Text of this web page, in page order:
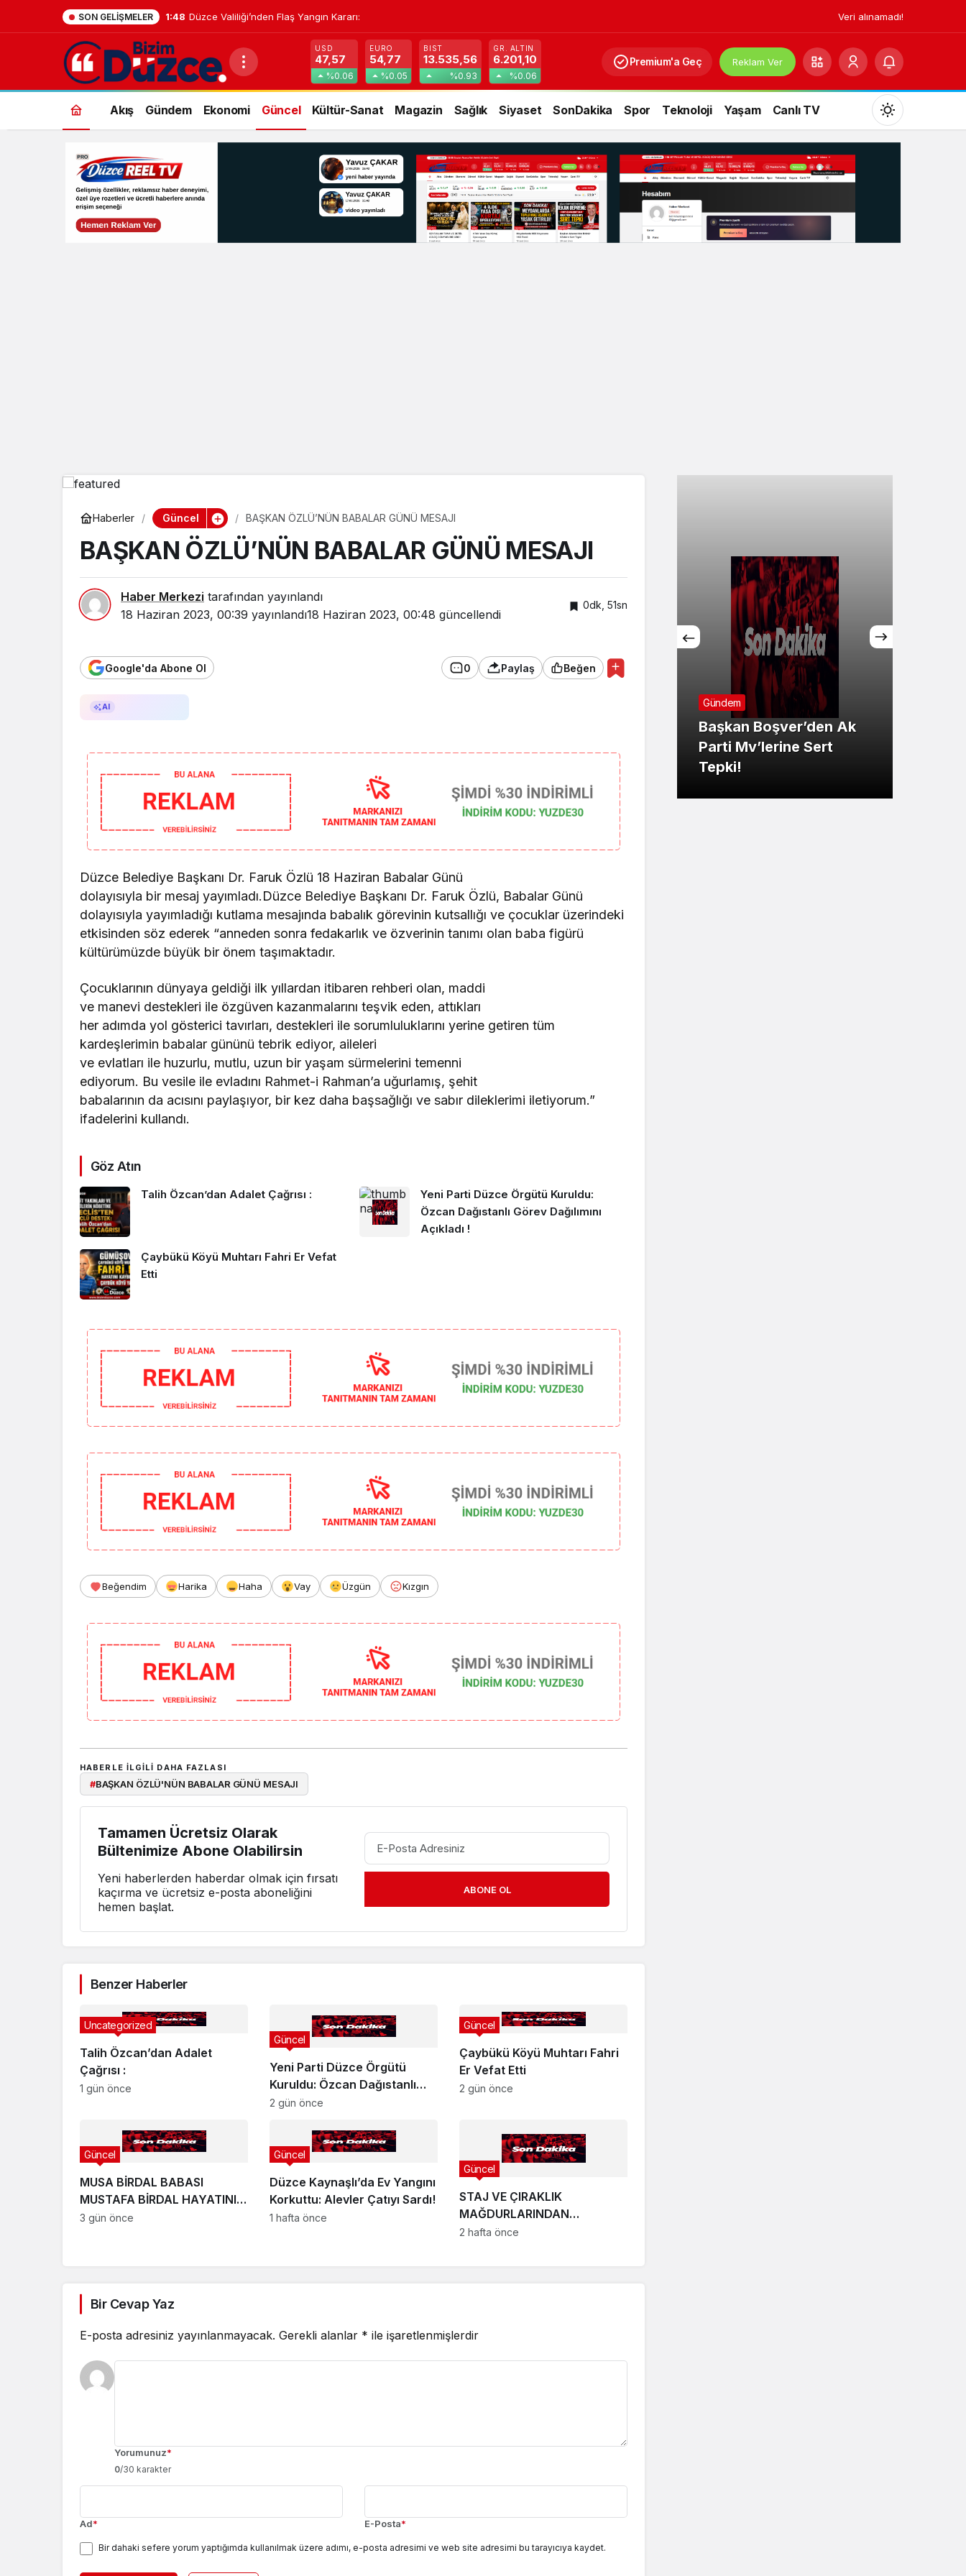
SON GELIŞMELER 1:48 Düzce Valiliği’nden Flaş Yangın Kararı: Veri alınamadı!
USD
47,57
%0.06
EURO
54,77
%0.05
BIST
13.535,56
%0.93
GR. ALTIN
6.201,10
%0.06
Premium'a Geç Reklam Ver
Akış Gündem Ekonomi Güncel Kültür-Sanat Magazin Sağlık Siyaset SonDakika Spor Teknoloji Yaşam Canlı TV
Mod
değiştir
Gündüz Modu
Gündüz modunu seçin.
Haberler Güncel BAŞKAN ÖZLÜ’NÜN BABALAR GÜNÜ MESAJI
BAŞKAN ÖZLÜ’NÜN BABALAR GÜNÜ MESAJI
Haber Merkezi tarafından yayınlandı
18 Haziran 2023, 00:39 yayınlandı18 Haziran 2023, 00:48 güncellendi
0dk, 51sn
Google'da Abone Ol 0 Paylaş Beğen
AI
Düzce Belediye Başkanı Dr. Faruk Özlü 18 Haziran Babalar Günü
dolayısıyla bir mesaj yayımladı.Düzce Belediye Başkanı Dr. Faruk Özlü, Babalar Günü
dolayısıyla yayımladığı kutlama mesajında babalık görevinin kutsallığı ve çocuklar üzerindeki
etkisinden söz ederek “anneden sonra fedakarlık ve özverinin tanımı olan baba figürü
kültürümüzde büyük bir önem taşımaktadır.
Çocuklarının dünyaya geldiği ilk yıllardan itibaren rehberi olan, maddi
ve manevi destekleri ile özgüven kazanmalarını teşvik eden, attıkları
her adımda yol gösterici tavırları, destekleri ile sorumluluklarını yerine getiren tüm
kardeşlerimin babalar gününü tebrik ediyor, aileleri
ve evlatları ile huzurlu, mutlu, uzun bir yaşam sürmelerini temenni
ediyorum. Bu vesile ile evladını Rahmet-i Rahman’a uğurlamış, şehit
babalarının da acısını paylaşıyor, bir kez daha başsağlığı ve sabır dileklerimi iletiyorum.”
ifadelerini kullandı.
Göz Atın
Talih Özcan’dan Adalet Çağrısı :
Yeni Parti Düzce Örgütü Kuruldu:
Özcan Dağıstanlı Görev Dağılımını
Açıkladı !
Çaybükü Köyü Muhtarı Fahri Er Vefat
Etti
Beğendim Harika Haha Vay Üzgün Kızgın
HABERLE ILGILI DAHA FAZLASI
#BAŞKAN ÖZLÜ'NÜN BABALAR GÜNÜ MESAJI
Tamamen Ücretsiz Olarak
Bültenimize Abone Olabilirsin
Yeni haberlerden haberdar olmak için fırsatı
kaçırma ve ücretsiz e-posta aboneliğini
hemen başlat.
ABONE OL
Benzer Haberler
Talih Özcan’dan Adalet
Çağrısı :
Uncategorized
1 gün önce
Yeni Parti Düzce Örgütü
Kuruldu: Özcan Dağıstanlı
Görev Dağılımını Açıkladı !
Güncel
2 gün önce
Çaybükü Köyü Muhtarı Fahri
Er Vefat Etti
Güncel
2 gün önce
MUSA BİRDAL BABASI
MUSTAFA BİRDAL HAYATINI
KAYBETTİ
Güncel
3 gün önce
Düzce Kaynaşlı’da Ev Yangını
Korkuttu: Alevler Çatıyı Sardı!
Güncel
1 hafta önce
STAJ VE ÇIRAKLIK
MAĞDURLARINDAN
ANKARA’YA YÜKSEK SESLİ
Güncel
2 hafta önce
Bir Cevap Yaz
E-posta adresiniz yayınlanmayacak. Gerekli alanlar * ile işaretlenmişlerdir
Yorumunuz*
0/30 karakter
Ad* E-Posta*
Bir dahaki sefere yorum yaptığımda kullanılmak üzere adımı, e-posta adresimi ve web site adresimi bu tarayıcıya kaydet.
Gündem
Başkan Boşver’den Ak
Parti Mv’lerine Sert
Tepki!